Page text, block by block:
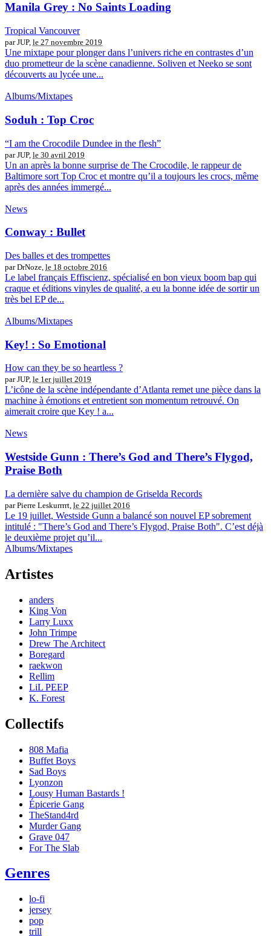
Manila Grey : No Saints Loading
Tropical Vancouver
par JUP, le 27 novembre 2019
Une mixtape pour plonger dans l’univers riche en contrastes d’un
duo prometteur de la scène canadienne. Soliven et Neeko se sont
découverts au lycée une...
Albums/Mixtapes
Soduh : Top Croc
“I am the Crocodile Dundee in the flesh”
par JUP, le 30 avril 2019
Un an après la bonne surprise de The Crocodile, le rappeur de
Baltimore sort Top Croc et montre qu’il a toujours les crocs, même
après des années immergé...
News
Conway : Bullet
Des balles et des trompettes
par DrNoze, le 18 octobre 2016
Le label français Effiscienz, spécialisé en bon vieux boom bap qui
craque et éditions vinyles de qualité, a eu la bonne idée de sortir un
très bel EP de...
Albums/Mixtapes
Key! : So Emotional
How can they be so heartless ?
par JUP, le 1er juillet 2019
L’icône de la scène indépendante d’Atlanta remet une pièce dans la
machine à émotions et entretient son momentum retrouvé. On
aimerait croire que Key ! a...
News
Westside Gunn : There’s God and There’s Flygod,
Praise Both
La dernière salve du champion de Griselda Records
par Pierre Leskurrrrt, le 22 juillet 2016
Le 19 juillet, Westside Gunn a balancé son nouvel EP sobrement
intitulé : "There’s God and There’s Flygod, Praise Both". C’est déjà
le deuxième projet qu’il...
Albums/Mixtapes
Artistes
anders
King Von
Larry Luxx
John Trimpe
Drew The Architect
Boregard
raekwon
Rellim
LiL PEEP
K. Forest
Collectifs
808 Mafia
Buffet Boys
Sad Boys
Lyonzon
Lousy Human Bastards !
Épicerie Gang
TheStand4rd
Murder Gang
Grave 047
For The Slab
Genres
lo-fi
jersey
pop
trill